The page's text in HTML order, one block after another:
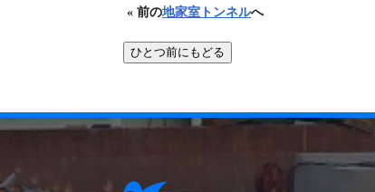
« 前の地家室トンネルへ